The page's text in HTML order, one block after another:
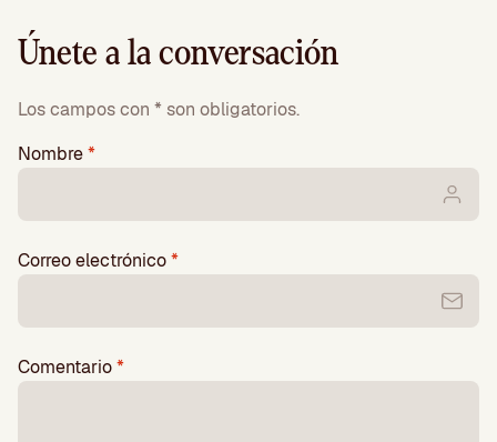
Únete a la conversación
Los campos con * son obligatorios.
Nombre*
Correo electrónico*
Comentario*